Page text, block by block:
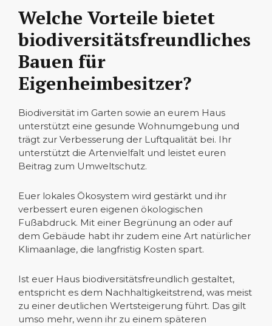
Welche Vorteile bietet
biodiversitätsfreundliches
Bauen für
Eigenheimbesitzer?
Biodiversität im Garten sowie an eurem Haus
unterstützt eine gesunde Wohnumgebung und
trägt zur Verbesserung der Luftqualität bei. Ihr
unterstützt die Artenvielfalt und leistet euren
Beitrag zum Umweltschutz.
Euer lokales Ökosystem wird gestärkt und ihr
verbessert euren eigenen ökologischen
Fußabdruck. Mit einer Begrünung an oder auf
dem Gebäude habt ihr zudem eine Art natürlicher
Klimaanlage, die langfristig Kosten spart.
Ist euer Haus biodiversitätsfreundlich gestaltet,
entspricht es dem Nachhaltigkeitstrend, was meist
zu einer deutlichen Wertsteigerung führt. Das gilt
umso mehr, wenn ihr zu einem späteren